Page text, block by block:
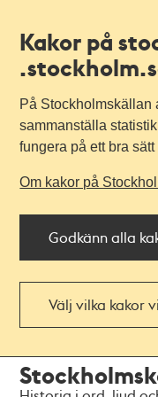
Kakor på
På Stockholmskällan
sammanställa
fungera på ett bra sätt
Om kakor på
Godkänn alla
Välj vilka kakor
navigationen
huvudinnehållet